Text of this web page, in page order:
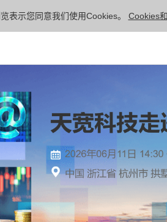
表示您同意我们使用Cookies。 Cookies